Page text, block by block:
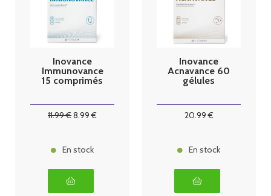
Inovance
Immunovance
15 comprimés
11.99€8.99 €
En stock
Inovance
Acnavance 60
gélules
20.99€
En stock